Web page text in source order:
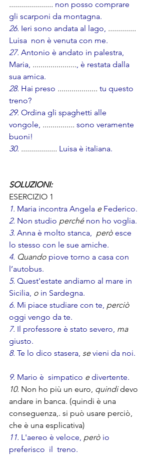
...................... non posso comprare
gli scarponi da montagna.
26. Ieri sono andata al lago, ..............
Luisa  non è venuta con me.
27. Antonio è andato in palestra,
Maria, ......................, è restata dalla
sua amica.
28. Hai preso .................... tu questo
treno?
29. Ordina gli spaghetti alle
vongole, ................ sono veramente
buoni!
30. .................. Luisa è italiana.
SOLUZIONI:
ESERCIZIO 1
1. Maria incontra Angela e Federico.
2. Non studio perché non ho voglia.
3. Anna è molto stanca, però esce
lo stesso con le sue amiche.
4. Quando piove torno a casa con
l’autobus.
5. Quest'estate andiamo al mare in
Sicilia, o in Sardegna.
6. Mi piace studiare con te, perciò
oggi vengo da te.
7. Il professore è stato severo, ma
giusto.
8. Te lo dico stasera, se vieni da noi.
9. Mario è  simpatico e divertente.
10. Non ho più un euro, quindi devo
andare in banca. (quindi è una
conseguenza,. si può usare perciò,
che è una esplicativa)
11. L'aereo è veloce, però io
preferisco  il  treno.